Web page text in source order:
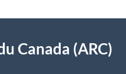
Canada (ARC)